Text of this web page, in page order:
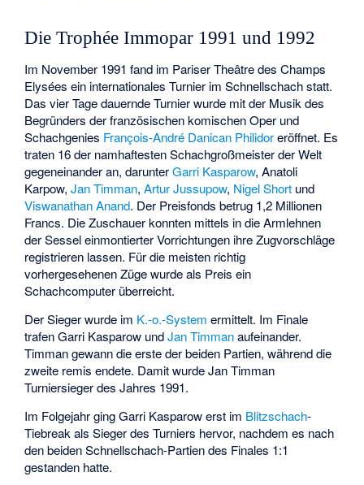
Die Trophée Immopar 1991 und 1992
Im November 1991 fand im Pariser Theâtre des Champs
Elysées ein internationales Turnier im Schnellschach statt.
Das vier Tage dauernde Turnier wurde mit der Musik des
Begründers der französischen komischen Oper und
Schachgenies François-André Danican Philidoreröffnet. Es
traten 16 der namhaftesten Schachgroßmeister der Welt
gegeneinander an, darunterGarri Kasparow, Anatoli
Karpow,Jan Timman,Artur Jussupow, Nigel Short und
Viswanathan Anand. Der Preisfonds betrug 1,2 Millionen
Francs. Die Zuschauer konnten mittels in die Armlehnen
der Sessel einmontierter Vorrichtungen ihre Zugvorschläge
registrieren lassen. Für die meisten richtig
vorhergesehenen Züge wurde als Preis ein
Schachcomputer überreicht.
Der Sieger wurde im K.-o.-System ermittelt. Im Finale
trafen Garri Kasparow undJan Timmanaufeinander.
Timman gewann die erste der beiden Partien, während die
zweite remis endete. Damit wurde Jan Timman
Turniersieger des Jahres 1991.
Im Folgejahr ging Garri Kasparow erst im Blitzschach-
Tiebreak als Sieger des Turniers hervor, nachdem es nach
den beiden Schnellschach-Partien des Finales 1:1
gestanden hatte.